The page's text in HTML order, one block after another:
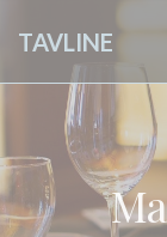
TAVLINE